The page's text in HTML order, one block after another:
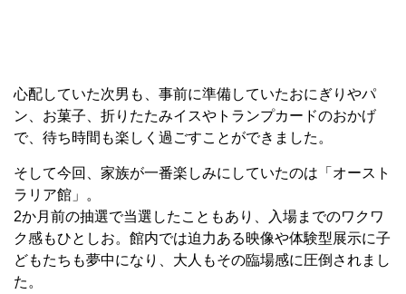
心配していた次男も、事前に準備していたおにぎりやパ
ン、お菓子、折りたたみイスやトランプカードのおかげ
で、待ち時間も楽しく過ごすことができました。
そして今回、家族が一番楽しみにしていたのは「オースト
ラリア館」。
2か月前の抽選で当選したこともあり、入場までのワクワ
ク感もひとしお。館内では迫力ある映像や体験型展示に子
どもたちも夢中になり、大人もその臨場感に圧倒されまし
た。